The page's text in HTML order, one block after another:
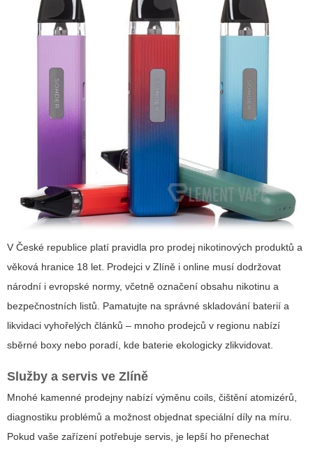
V České republice platí pravidla pro prodej nikotinových produktů a
věková hranice 18 let. Prodejci v Zlíně i online musí dodržovat
národní i evropské normy, včetně označení obsahu nikotinu a
bezpečnostních listů. Pamatujte na správné skladování baterií a
likvidaci vyhořelých článků – mnoho prodejců v regionu nabízí
sběrné boxy nebo poradí, kde baterie ekologicky zlikvidovat.
Služby a servis ve Zlíně
Mnohé kamenné prodejny nabízí výměnu coils, čištění atomizérů,
diagnostiku problémů a možnost objednat speciální díly na míru.
Pokud vaše zařízení potřebuje servis, je lepší ho přenechat